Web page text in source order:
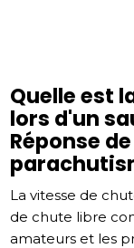
Quelle est
lors d'un
Réponse
La vitesse de
de chute libre
amateurs et les